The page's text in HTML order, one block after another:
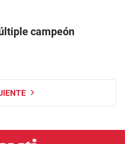
campeón